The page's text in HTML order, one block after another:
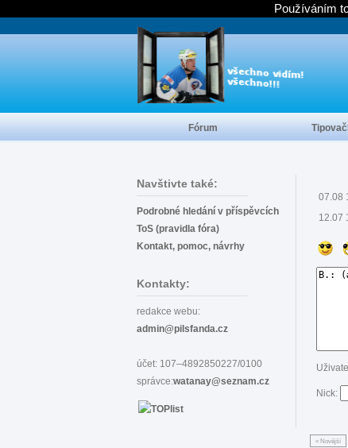
Navštivte také:
Podrobné hledání v příspěvcích
ToS (pravidla fóra)
Kontakt, pomoc, návrhy
Kontakty:
redakce webu:
admin@pilsfanda.cz
účet: 107–4892850227/0100
správce:watanay@seznam.cz
07.08
12.07
Nick:
« Novější
Fórum
Používáním